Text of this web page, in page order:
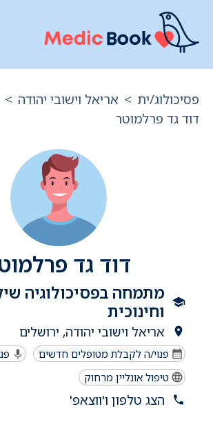
פסיכולוג/ית > אריאל וישובי יהודה >
דוד גד פרלמוטר
דוד גד
מתמחה בפסיכולוגיה
וחינוכית
אריאל וישובי יהודה, ירושלים
פנוי/ה לקבלת מטופלים חדשים
טיפול אונליין מרחוק
הצג טלפון ו'ווצאפ'